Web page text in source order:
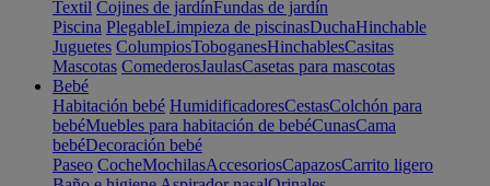
Textil Cojines de jardínFundas de jardín
Piscina PlegableLimpieza de piscinasDuchaHinchable
Juguetes ColumpiosToboganesHinchablesCasitas
Mascotas ComederosJaulasCasetas para mascotas
Bebé
Habitación bebé HumidificadoresCestasColchón para
bebéMuebles para habitación de bebéCunasCama
bebéDecoración bebé
Paseo CocheMochilasAccesoriosCapazosCarrito ligero